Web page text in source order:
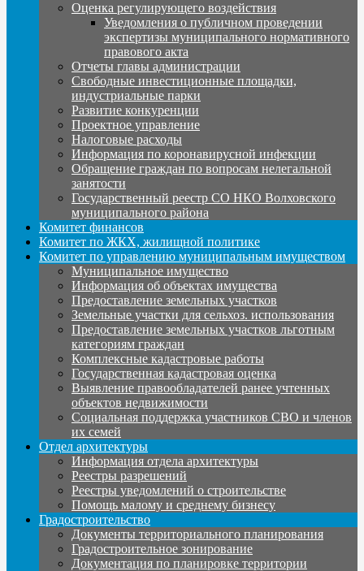
Оценка регулирующего воздействия
Уведомления о публичном проведении
экспертизы муниципального нормативного
правового акта
Отчеты главы администрации
Свободные инвестиционные площадки,
индустриальные парки
Развитие конкуренции
Проектное управление
Налоговые расходы
Информация по коронавирусной инфекции
Обращение граждан по вопросам нелегальной
занятости
Государственный реестр СО НКО Волховского
муниципального района
Комитет финансов
Комитет по ЖКХ, жилищной политике
Комитет по управлению муниципальным имуществом
Муниципальное имущество
Информация об объектах имущества
Предоставление земельных участков
Земельные участки для сельхоз. использования
Предоставление земельных участков льготным
категориям граждан
Комплексные кадастровые работы
Государственная кадастровая оценка
Выявление правообладателей ранее учтенных
объектов недвижимости
Социальная поддержка участников СВО и членов
их семей
Отдел архитектуры
Информация отдела архитектуры
Реестры разрешений
Реестры уведомлений о строительстве
Помощь малому и среднему бизнесу
Градостроительство
Документы территориального планирования
Градостроительное зонирование
Документация по планировке территории